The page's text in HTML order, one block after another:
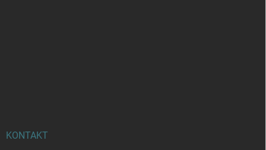
KONTAKT